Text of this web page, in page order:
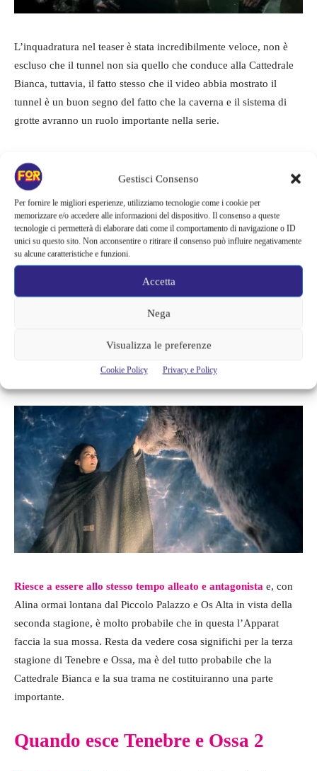
Gestisci Consenso
Per fornire le migliori esperienze, utilizziamo tecnologie come i cookie per
memorizzare e/o accedere alle informazioni del dispositivo. Il consenso a queste
tecnologie ci permetterà di elaborare dati come il comportamento di navigazione o ID
unici su questo sito. Non acconsentire o ritirare il consenso può influire negativamente
su alcune caratteristiche e funzioni.
Accetta
Nega
Visualizza le preferenze
Cookie Policy Privacy e Policy
L’inquadratura nel teaser è stata incredibilmente veloce, non è
escluso che il tunnel non sia quello che conduce alla Cattedrale
Bianca, tuttavia, il fatto stesso che il video abbia mostrato il
tunnel è un buon segno del fatto che la caverna e il sistema di
grotte avranno un ruolo importante nella serie.
nella prima stagione della serie, diventa un’ambientazione
importante in Assedio e Tempesta, è probabile che ciò avvenga
anche nella seconda stagione, anche se la stessa Cattedrale
Bianca sarà probabilmente conservata per la terza stagione, se
dovesse essere realizzata.
Questo lascia intendere anche che il personaggio
avrà un ruolo più importante nella seconda
proprio come nei libri. È un personaggio affascinante,
calcolatrice e manipolatrice.
Riesce a essere allo stesso tempo alleato e antagonista e, con
Alina ormai lontana dal Piccolo Palazzo e Os Alta in vista della
seconda stagione, è molto probabile che in questa l’Apparat
faccia la sua mossa. Resta da vedere cosa significhi per la terza
stagione di Tenebre e Ossa, ma è del tutto probabile che la
Cattedrale Bianca e la sua trama ne costituiranno una parte
importante.
Quando esce Tenebre e Ossa 2